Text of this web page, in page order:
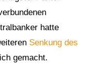
hatte
Senkung des
gemacht.